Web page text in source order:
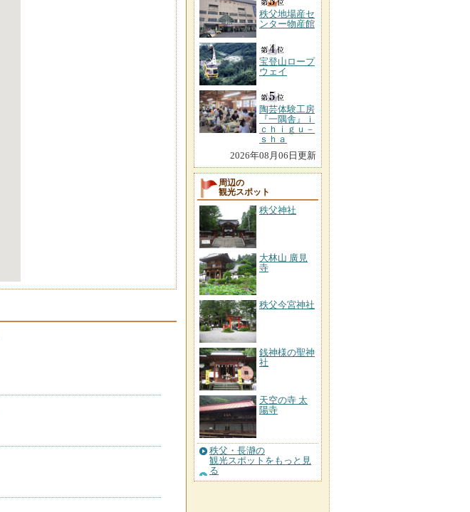
秩父地場産セ
ンター物産館
宝登山ロープ
ウェイ
陶芸体験工房
『一隅舎』ｉ
ｃｈｉｇｕ－
ｓｈａ
2026年08月06日更新
周辺の
観光スポット
秩父神社
大林山 廣見
寺
秩父今宮神社
銭神様の聖神
社
天空の寺 太
陽寺
秩父・長瀞の
観光スポットをもっと見
る